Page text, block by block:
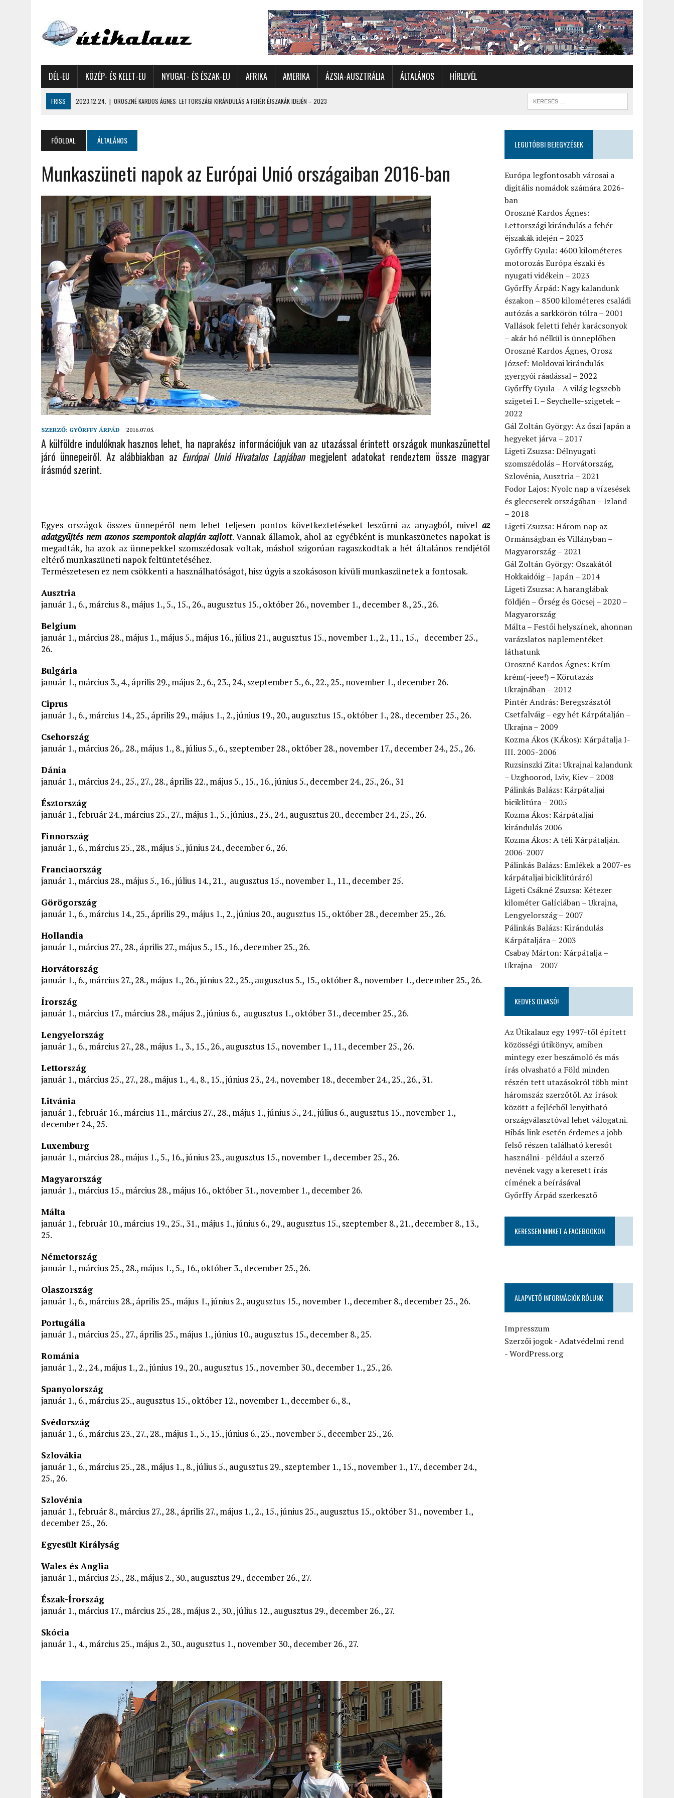
DÉL-EU KÖZÉP- ÉS KELET-EU NYUGAT- ÉS ÉSZAK-EU AFRIKA AMERIKA ÁZSIA-AUSZTRÁLIA ÁLTALÁNOS HÍRLEVÉL
FRISS 2023.12.24. | OROSZNÉ KARDOS ÁGNES: LETTORSZÁGI KIRÁNDULÁS A FEHÉR ÉJSZAKÁK IDEJÉN – 2023
2023.11.17.
GYŐRFFY ÁRPÁD: NAGY KALANDUNK ÉSZAKON – 8500 KILOMÉTERES CSALÁDI AUTÓZÁS A SARKKÖRÖN TÚLRA – 2001
2022.12.21. | VALLÁSOK FELETTI FEHÉR KARÁCSONYOK – AKÁR HÓ NÉLKÜL IS ÜNNEPLŐBEN
2022.12.11.
OROSZNÉ KARDOS ÁGNES, OROSZ JÓZSEF: MOLDOVAI KIRÁNDULÁS GYERGYÓI RÁADÁSSAL – 2022
2022.03.08. | GYŐRFFY GYULA – A VILÁG LEGSZEBB SZIGETEI I. – SEYCHELLE-SZIGETEK – 2022
2022.02.26. | GÁL ZOLTÁN GYÖRGY: AZ ŐSZI JAPÁN A HEGYEKET JÁRVA – 2017
2022.02.24.
LIGETI ZSUZSA: DÉLNYUGATI SZOMSZÉDOLÁS – HORVÁTORSZÁG, SZLOVÉNIA, AUSZTRIA – 2021
2022.02.12.
FODOR LAJOS: NYOLC NAP A VÍZESÉSEK ÉS GLECCSEREK ORSZÁGÁBAN – IZLAND – 2018
2026.04.01. | EURÓPA LEGFONTOSABB VÁROSAI A DIGITÁLIS NOMÁDOK SZÁMÁRA 2026-BAN
FŐOLDAL ÁLTALÁNOS
Munkaszüneti napok az Európai Unió országaiban 2016-ban
SZERZŐ: GYŐRFFY ÁRPÁD 2016.07.05.
A külföldre indulóknak hasznos lehet, ha naprakész információjuk van az utazással érintett országok munkaszünettel
járó ünnepeiről. Az alábbiakban az Európai Unió Hivatalos Lapjábanmegjelent adatokat rendeztem össze magyar
írásmód szerint.
Egyes országok összes ünnepéről nem lehet teljesen pontos következtetéseket leszűrni az anyagból, mivel az
adatgyűjtés nem azonos szempontok alapján zajlott. Vannak államok, ahol az egyébként is munkaszünetes napokat is
megadták, ha azok az ünnepekkel szomszédosak voltak, máshol szigorúan ragaszkodtak a hét általános rendjétől
eltérő munkaszüneti napok feltüntetéséhez.
Természetesen ez nem csökkenti a használhatóságot, hisz úgyis a szokásoson kívüli munkaszünetek a fontosak.
Ausztria
január 1., 6., március 8., május 1., 5., 15., 26., augusztus 15., október 26., november 1., december 8., 25., 26.
Belgium
január 1., március 28., május 1., május 5., május 16., július 21., augusztus 15., november 1., 2., 11., 15., december 25.,
26.
Bulgária
január 1., március 3., 4., április 29., május 2., 6., 23., 24., szeptember 5., 6., 22., 25., november 1., december 26.
Ciprus
január 1., 6., március 14., 25., április 29., május 1., 2., június 19., 20., augusztus 15., október 1., 28., december 25., 26.
Csehország
január 1., március 26,. 28., május 1., 8., július 5., 6., szeptember 28., október 28., november 17., december 24., 25., 26.
Dánia
január 1., március 24., 25., 27., 28., április 22., május 5., 15., 16., június 5., december 24., 25., 26., 31
Észtország
január 1., február 24., március 25., 27., május 1., 5., június., 23., 24., augusztus 20., december 24., 25., 26.
Finnország
január 1., 6., március 25., 28., május 5., június 24., december 6., 26.
Franciaország
január 1., március 28., május 5., 16., július 14., 21., augusztus 15., november 1., 11., december 25.
Görögország
január 1., 6., március 14., 25., április 29., május 1., 2., június 20., augusztus 15., október 28., december 25., 26.
Hollandia
január 1., március 27., 28., április 27., május 5., 15., 16., december 25., 26.
Horvátország
január 1., 6., március 27., 28., május 1., 26., június 22., 25., augusztus 5., 15., október 8., november 1., december 25., 26.
Írország
január 1., március 17., március 28., május 2., június 6., augusztus 1., október 31., december 25., 26.
Lengyelország
január 1., 6., március 27., 28., május 1., 3., 15., 26., augusztus 15., november 1., 11., december 25., 26.
Lettország
január 1., március 25., 27., 28., május 1., 4., 8., 15., június 23., 24., november 18., december 24., 25., 26., 31.
Litvánia
január 1., február 16., március 11., március 27., 28., május 1., június 5., 24., július 6., augusztus 15., november 1.,
december 24., 25.
Luxemburg
január 1., március 28., május 1., 5., 16., június 23., augusztus 15., november 1., december 25., 26.
Magyarország
január 1., március 15., március 28., május 16., október 31., november 1., december 26.
Málta
január 1., február 10., március 19., 25., 31., május 1., június 6., 29., augusztus 15., szeptember 8., 21., december 8., 13.,
25.
Németország
január 1., március 25., 28., május 1., 5., 16., október 3., december 25., 26.
Olaszország
január 1., 6., március 28., április 25., május 1., június 2., augusztus 15., november 1., december 8., december 25., 26.
Portugália
január 1., március 25., 27., április 25., május 1., június 10., augusztus 15., december 8., 25.
Románia
január 1., 2., 24., május 1., 2., június 19., 20., augusztus 15., november 30., december 1., 25., 26.
Spanyolország
január 1., 6., március 25., augusztus 15., október 12., november 1., december 6., 8.,
Svédország
január 1., 6., március 23., 27., 28., május 1., 5., 15., június 6., 25., november 5., december 25., 26.
Szlovákia
január 1., 6., március 25., 28., május 1., 8., július 5., augusztus 29., szeptember 1., 15., november 1., 17., december 24.,
25., 26.
Szlovénia
január 1., február 8., március 27., 28., április 27., május 1., 2., 15., június 25., augusztus 15., október 31., november 1.,
december 25., 26.
Egyesült Királyság
Wales és Anglia
január 1., március 25., 28., május 2., 30., augusztus 29., december 26., 27.
Észak-Írország
január 1., március 17., március 25., 28., május 2., 30., július 12., augusztus 29., december 26., 27.
Skócia
január 1., 4., március 25., május 2., 30., augusztus 1., november 30., december 26., 27.
LEGUTÓBBI BEJEGYZÉSEK
Európa legfontosabb városai a
digitális nomádok számára 2026-
ban
Oroszné Kardos Ágnes:
Lettországi kirándulás a fehér
éjszakák idején – 2023
Győrffy Gyula: 4600 kilométeres
motorozás Európa északi és
nyugati vidékein – 2023
Győrffy Árpád: Nagy kalandunk
északon – 8500 kilométeres családi
autózás a sarkkörön túlra – 2001
Vallások feletti fehér karácsonyok
– akár hó nélkül is ünneplőben
Oroszné Kardos Ágnes, Orosz
József: Moldovai kirándulás
gyergyói ráadással – 2022
Győrffy Gyula – A világ legszebb
szigetei I. – Seychelle-szigetek –
2022
Gál Zoltán György: Az őszi Japán a
hegyeket járva – 2017
Ligeti Zsuzsa: Délnyugati
szomszédolás – Horvátország,
Szlovénia, Ausztria – 2021
Fodor Lajos: Nyolc nap a vízesések
és gleccserek országában – Izland
– 2018
Ligeti Zsuzsa: Három nap az
Ormánságban és Villányban –
Magyarország – 2021
Gál Zoltán György: Oszakától
Hokkaidóig – Japán – 2014
Ligeti Zsuzsa: A haranglábak
földjén – Őrség és Göcsej – 2020 –
Magyarország
Málta – Festői helyszínek, ahonnan
varázslatos naplementéket
láthatunk
Oroszné Kardos Ágnes: Krím
krém(-jeee!) – Körutazás
Ukrajnában – 2012
Pintér András: Beregszásztól
Csetfalváig – egy hét Kárpátalján –
Ukrajna – 2009
Kozma Ákos (KÁkos): Kárpátalja I-
III. 2005-2006
Ruzsinszki Zita: Ukrajnai kalandunk
– Uzghoorod, Lviv, Kiev – 2008
Pálinkás Balázs: Kárpátaljai
biciklitúra – 2005
Kozma Ákos: Kárpátaljai
kirándulás 2006
Kozma Ákos: A téli Kárpátalján.
2006-2007
Pálinkás Balázs: Emlékek a 2007-es
kárpátaljai biciklitúráról
Ligeti Csákné Zsuzsa: Kétezer
kilométer Galíciában – Ukrajna,
Lengyelország – 2007
Pálinkás Balázs: Kirándulás
Kárpátaljára – 2003
Csabay Márton: Kárpátalja –
Ukrajna – 2007
KEDVES OLVASÓ!
Az Útikalauz egy 1997-től épített
közösségi útikönyv, amiben
mintegy ezer beszámoló és más
írás olvasható a Föld minden
részén tett utazásokról több mint
háromszáz szerzőtől. Az írások
között a fejlécből lenyitható
országválasztóval lehet válogatni.
Hibás link esetén érdemes a jobb
felső részen található keresőt
használni - például a szerző
nevének vagy a keresett írás
címének a beírásával
Győrffy Árpád szerkesztő
KERESSEN MINKET A FACEBOOKON
ALAPVETŐ INFORMÁCIÓK RÓLUNK
Impresszum
Szerzői jogok-Adatvédelmi rend
-WordPress.org